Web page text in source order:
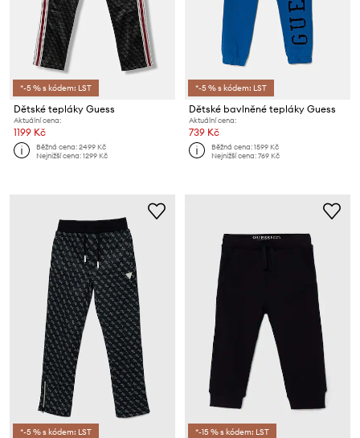
*-5 % s kódem: LST
Dětské tepláky Guess
Aktuální cena:
1199 Kč
Běžná cena:2499 Kč
Nejnižší cena:1299 Kč
*-5 % s kódem: LST
Dětské bavlněné tepláky Guess
Aktuální cena:
739 Kč
Běžná cena:1599 Kč
Nejnižší cena:769 Kč
*-5 % s kódem: LST *-15 % s kódem: LST